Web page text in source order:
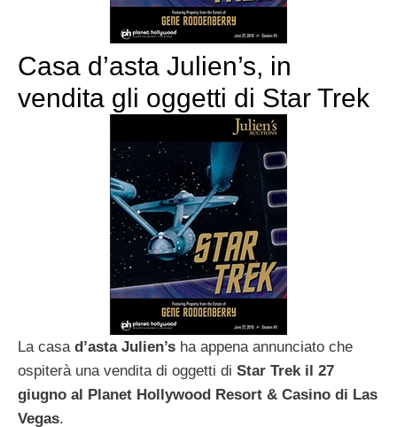
Casa d’asta Julien’s, in
vendita gli oggetti di Star Trek
La casa d’asta Julien’s ha appena annunciato che
ospiterà una vendita di oggetti di Star Trek il 27
giugno al Planet Hollywood Resort & Casino di Las
Vegas.